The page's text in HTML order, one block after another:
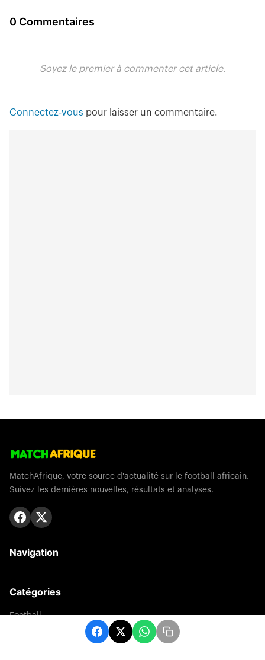
0 Commentaires
Soyez le premier à commenter cet article.
Connectez-vous pour laisser un commentaire.
MatchAfrique, votre source d'actualité sur le football africain.
Suivez les dernières nouvelles, résultats et analyses.
Navigation
Catégories
Football